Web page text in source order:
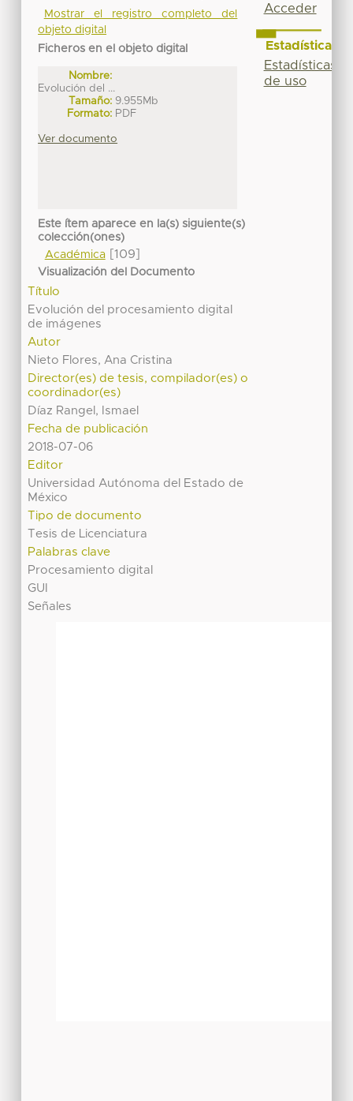
Mostrar el registro completo del
objeto digital
Ficheros en el objeto digital
Nombre:
Evolución del ...
Tamaño: 9.955Mb
Formato: PDF
Ver documento
Este ítem aparece en la(s) siguiente(s)
colección(ones)
Académica[109]
Visualización del Documento
Título
Evolución del procesamiento digital
de imágenes
Autor
Nieto Flores, Ana Cristina
Director(es) de tesis, compilador(es) o
coordinador(es)
Díaz Rangel, Ismael
Fecha de publicación
2018-07-06
Editor
Universidad Autónoma del Estado de
México
Tipo de documento
Tesis de Licenciatura
Palabras clave
Procesamiento digital
GUI
Señales
Acceder
Estadísticas
Estadísticas
de uso